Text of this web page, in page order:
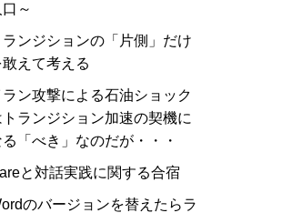
口～
ランジションの「片側」だけ
敢えて考える
ラン攻撃による石油ショック
トランジション加速の契機に
る「べき」なのだが・・・
と対話実践に関する合宿
のバージョンを替えたらラ